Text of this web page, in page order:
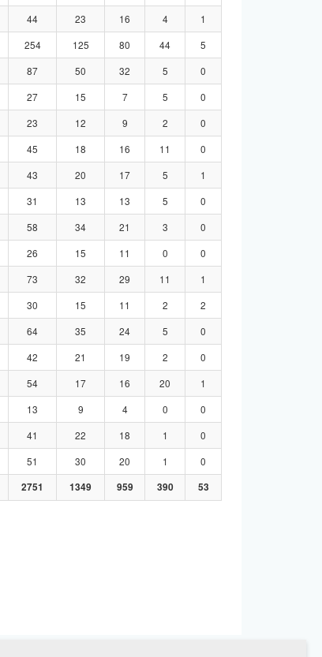
44 23 16 4
1
254 125 80 44
5
87 50 32 5
0
27 15 7 5
0
23 12 9 2
0
45 18 16 11
0
43 20 17 5
1
31 13 13 5
0
58 34 21 3
0
26 15 11 0
0
73 32 29 11
1
30 15 11 2
2
64 35 24 5
0
42 21 19 2
0
54 17 16 20
1
13 9 4 0
0
41 22 18 1
0
51 30 20 1
0
2751 1349 959 390 53